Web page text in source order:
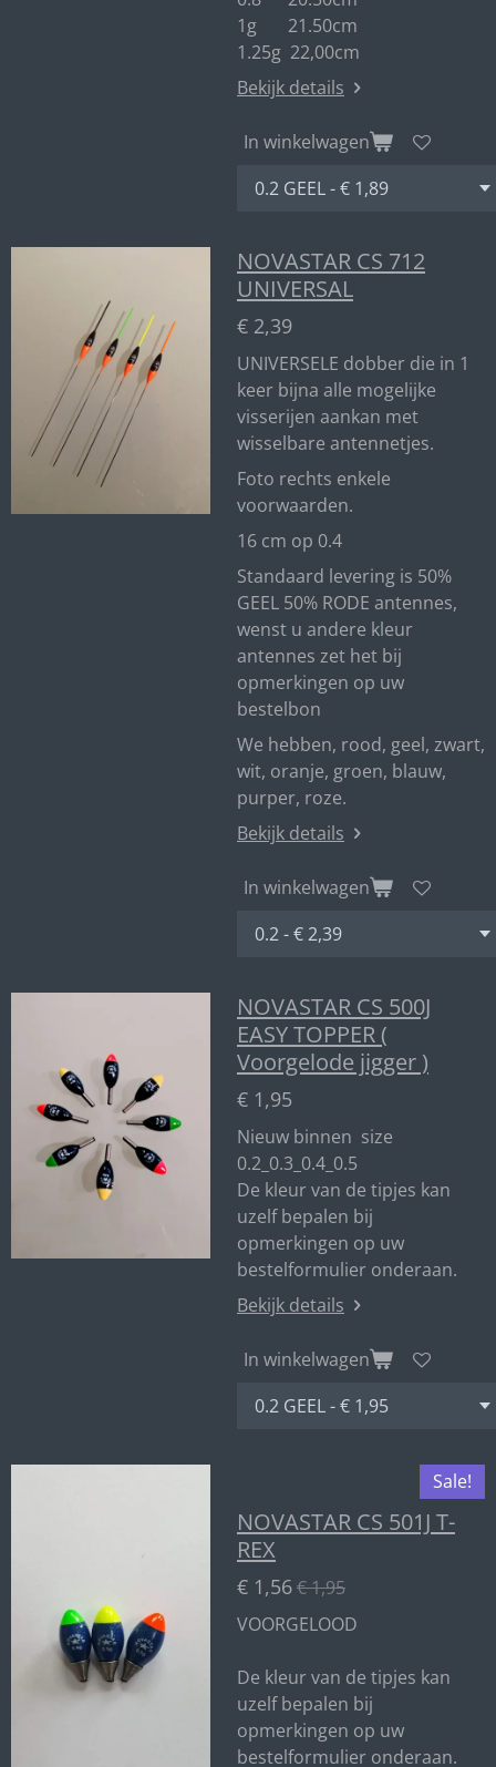
1g 21.50cm
1.25g 22,00cm
Bekijk details
In winkelwagen
NOVASTAR CS 712
UNIVERSAL
€ 2,39
UNIVERSELE dobber die in 1
keer bijna alle mogelijke
visserijen aankan met
wisselbare antennetjes.
Foto rechts enkele
voorwaarden.
16 cm op 0.4
Standaard levering is 50%
GEEL 50% RODE antennes,
wenst u andere kleur
antennes zet het bij
opmerkingen op uw
bestelbon
We hebben, rood, geel, zwart,
wit, oranje, groen, blauw,
purper, roze.
Bekijk details
In winkelwagen
NOVASTAR CS 500J
EASY TOPPER (
Voorgelode jigger )
€ 1,95
Nieuw binnen size
0.2_0.3_0.4_0.5
De kleur van de tipjes kan
uzelf bepalen bij
opmerkingen op uw
bestelformulier onderaan.
Bekijk details
In winkelwagen
Sale!
NOVASTAR CS 501J T-
REX
€ 1,56€ 1,95
VOORGELOOD
De kleur van de tipjes kan
uzelf bepalen bij
opmerkingen op uw
bestelformulier onderaan.